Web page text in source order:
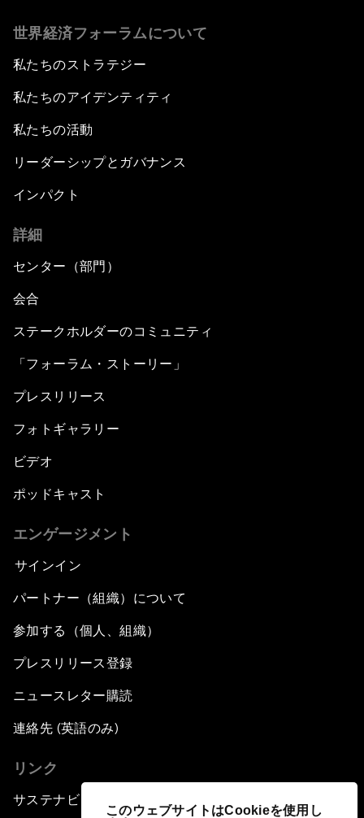
このウェブサイトはCookieを使用し
世界経済フォーラムについて
私たちのストラテジー
私たちのアイデンティティ
私たちの活動
リーダーシップとガバナンス
インパクト
詳細
センター（部門）
会合
ステークホルダーのコミュニティ
「フォーラム・ストーリー」
プレスリリース
フォトギャラリー
ビデオ
ポッドキャスト
エンゲージメント
サインイン
パートナー（組織）について
参加する（個人、組織）
プレスリリース登録
ニュースレター購読
連絡先 (英語のみ)
リンク
サステナビリティへの取り組み